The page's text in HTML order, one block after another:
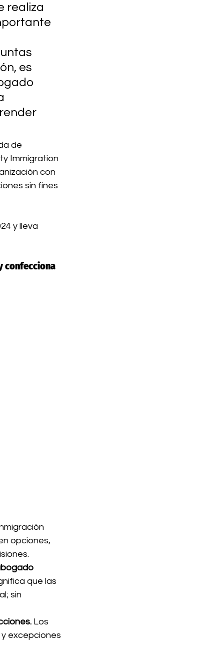
realiza
es
de
Immigration
con
sin fines
y lleva
confecciona
opciones,
que las
sin
Los
excepciones